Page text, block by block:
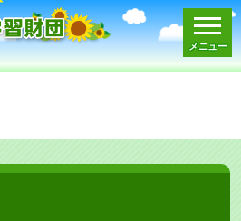
メニュー